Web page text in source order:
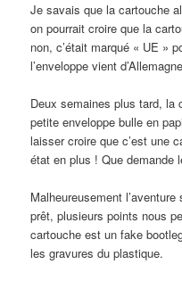
Je savais que la cartouche
on pourrait croire que la
non, c’était marqué « UE »
l’enveloppe vient
Deux semaines plus tard, la
petite enveloppe bulle en
laisser croire que c’est une
état en plus ! Que demande
Malheureusement
prêt, plusieurs points nous
cartouche est un fake
les gravures du plastique.